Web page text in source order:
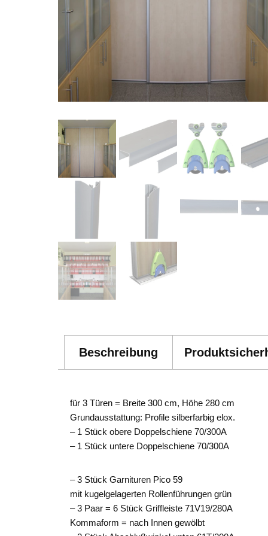
Beschreibung
für 3 Türen = Breite 300 cm, Höhe 280 cm
Grundausstattung: Profile silberfarbig elox.
– 1 Stück obere Doppelschiene 70/300A
– 1 Stück untere Doppelschiene 70/300A
– 3 Stück Garnituren Pico 59
mit kugelgelagerten Rollenführungen grün
– 3 Paar = 6 Stück Griffleiste 71V19/280A
Kommaform = nach Innen gewölbt